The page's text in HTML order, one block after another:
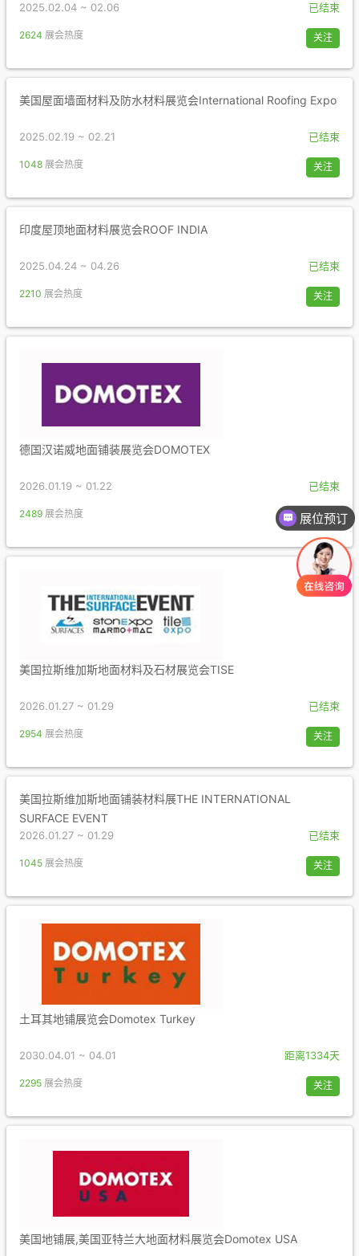
2025.02.04 ~ 02.06 已结束
2624 展会热度 关注
美国屋面墙面材料及防水材料展览会International Roofing Expo
2025.02.19 ~ 02.21 已结束
1048 展会热度 关注
印度屋顶地面材料展览会ROOF INDIA
2025.04.24 ~ 04.26 已结束
2210 展会热度 关注
德国汉诺威地面铺装展览会DOMOTEX
2026.01.19 ~ 01.22 已结束
2489 展会热度 关注
美国拉斯维加斯地面材料及石材展览会TISE
2026.01.27 ~ 01.29 已结束
2954 展会热度 关注
美国拉斯维加斯地面铺装材料展THE INTERNATIONAL
SURFACE EVENT
2026.01.27 ~ 01.29 已结束
1045 展会热度 关注
土耳其地铺展览会Domotex Turkey
2030.04.01 ~ 04.01 距离1334天
2295 展会热度 关注
美国地铺展,美国亚特兰大地面材料展览会Domotex USA
展位预订